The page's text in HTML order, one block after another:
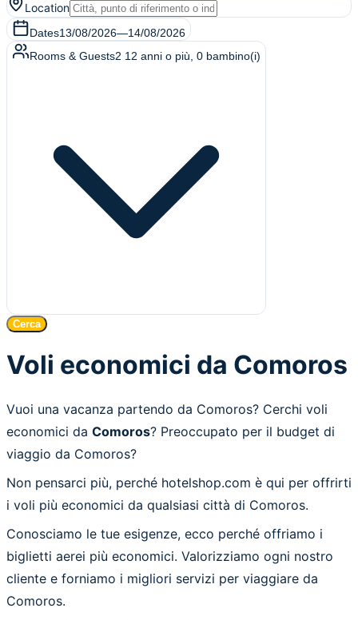
Location
Dates13/08/2026—14/08/2026
Rooms & Guests2 12 anni o più 0 bambino(i)
Cerca
Voli economici da Comoros
Vuoi una vacanza partendo da Comoros? Cerchi voli
economici da Comoros? Preoccupato per il budget di
viaggio da Comoros?
Non pensarci più, perché hotelshop.com è qui per offrirti
i voli più economici da qualsiasi città di Comoros.
Conosciamo le tue esigenze, ecco perché offriamo i
biglietti aerei più economici. Valorizziamo ogni nostro
cliente e forniamo i migliori servizi per viaggiare da
Comoros.